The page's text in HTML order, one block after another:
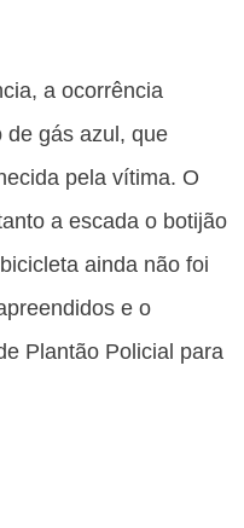
a ocorrência
de gás azul, que
pela vítima. O
a escada o botijão
ainda não foi
e o
Plantão Policial para